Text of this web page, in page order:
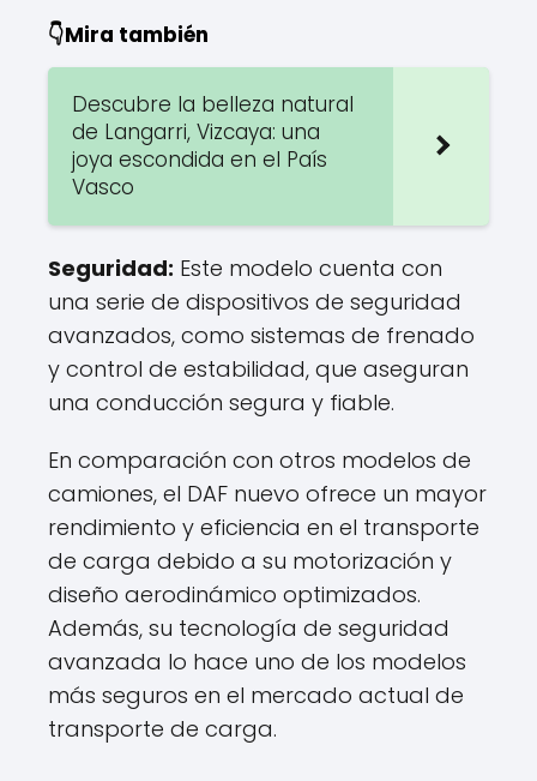
👇Mira también
Descubre la belleza natural
de Langarri, Vizcaya: una
joya escondida en el País
Vasco
Seguridad: Este modelo cuenta con
una serie de dispositivos de seguridad
avanzados, como sistemas de frenado
y control de estabilidad, que aseguran
una conducción segura y fiable.
En comparación con otros modelos de
camiones, el DAF nuevo ofrece un mayor
rendimiento y eficiencia en el transporte
de carga debido a su motorización y
diseño aerodinámico optimizados.
Además, su tecnología de seguridad
avanzada lo hace uno de los modelos
más seguros en el mercado actual de
transporte de carga.